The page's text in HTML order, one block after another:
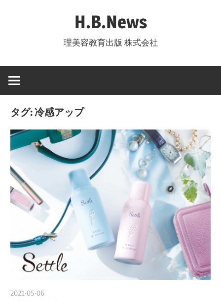
ツ
ス
H.B.News
理美容教育出版 株式会社
タグ:冷感アップ
2021-05-06